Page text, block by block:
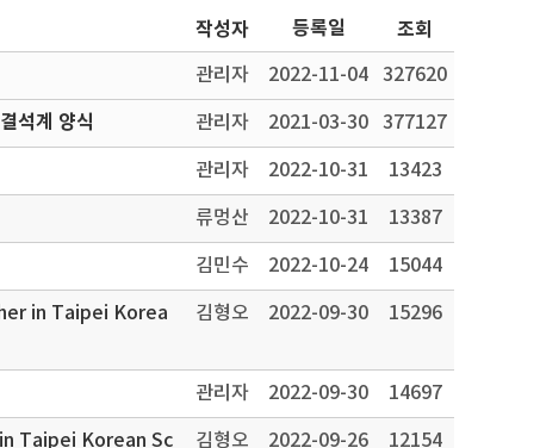
작성자 등록일 조회
관리자 2022-11-04 327620
석계 양식 관리자 2021-03-30 377127
관리자 2022-10-31 13423
류멍산 2022-10-31 13387
김민수 2022-10-24 15044
in Taipei Korea
김형오 2022-09-30 15296
관리자 2022-09-30 14697
Taipei Korean Sc
김형오 2022-09-26 12154